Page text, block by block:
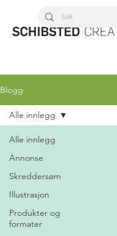
Blogg
Alle innlegg
Annonse
Skreddersøm
Illustrasjon
Produkter og
formater
Alle innlegg